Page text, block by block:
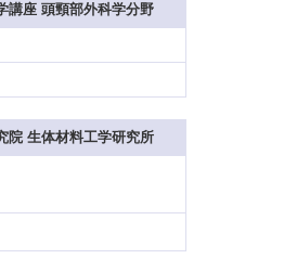
講座 頭頸部外科学分野
院 生体材料工学研究所